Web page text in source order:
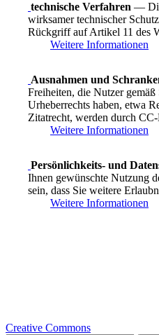
technische Verfahren —
wirksamer technischer
Rückgriff auf Artikel 11 des
Weitere Informationen
Ausnahmen und
Freiheiten, die Nutzer
Urheberrechts haben, etwa
Zitatrecht, werden durch
Weitere Informationen
Persönlichkeits- und
Ihnen gewünschte Nutzung
sein, dass Sie weitere
Weitere Informationen
Creative Commons